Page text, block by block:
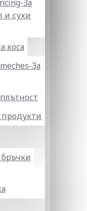
За
и сухи
коса
За